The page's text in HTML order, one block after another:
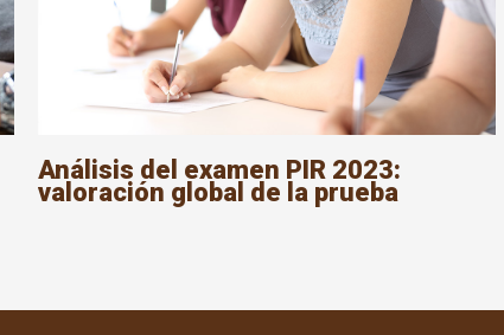
Análisis del examen PIR 2023:
valoración global de la prueba